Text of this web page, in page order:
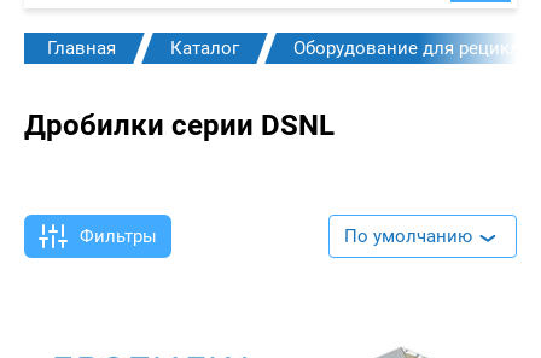
Главная Каталог Оборудование для
Дробилки серии DSNL
Фильтры По умолчанию